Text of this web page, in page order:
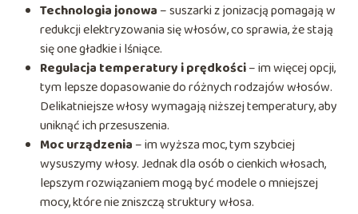
Technologia jonowa – suszarki z jonizacją pomagają w
redukcji elektryzowania się włosów, co sprawia, że stają
się one gładkie i lśniące.
Regulacja temperatury i prędkości– im więcej opcji,
tym lepsze dopasowanie do różnych rodzajów włosów.
Delikatniejsze włosy wymagają niższej temperatury, aby
uniknąć ich przesuszenia.
Moc urządzenia – im wyższa moc, tym szybciej
wysuszymy włosy. Jednak dla osób o cienkich włosach,
lepszym rozwiązaniem mogą być modele o mniejszej
mocy, które nie zniszczą struktury włosa.